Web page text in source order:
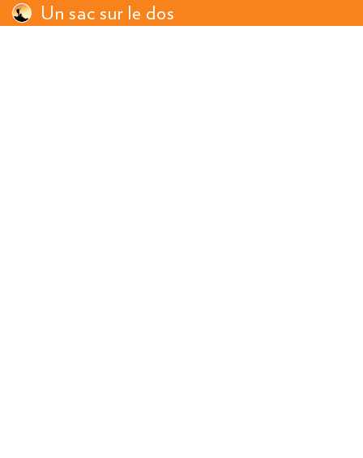
Un sac sur le dos